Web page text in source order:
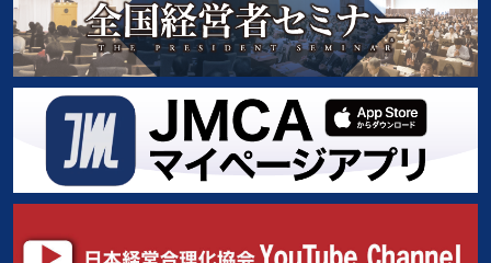
経済予測 営業力強化 仕組み SNS活用
マーケティング AI 政治家 ランチェスター戦略
生産性向上 海外の成功事例
インフレ対策・値上げ コロナ禍対策 人事戦略 金融
交渉 理念・パーパス
※「更新」を押すと「タグ・キーワード」を更新いただけます。